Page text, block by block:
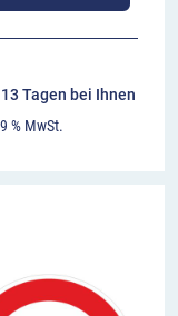
Tagen bei Ihnen
% MwSt.